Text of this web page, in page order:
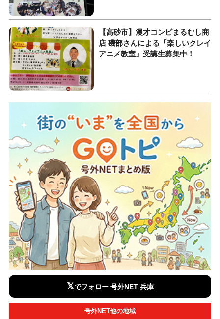
【高砂市】漫才コンビまるむし商
店 磯部さんによる「楽しいクレイ
アニメ教室」受講生募集中！
𝕏でフォロー 号外NET 兵庫
号外NET他の地域